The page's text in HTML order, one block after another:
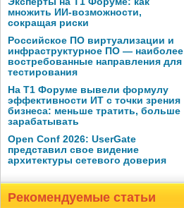
множить ИИ-возможности,
сокращая риски
Российское ПО виртуализации и
инфраструктурное ПО — наиболее
востребованные направления для
тестирования
На Т1 Форуме вывели формулу
эффективности ИТ с точки зрения
бизнеса: меньше тратить, больше
зарабатывать
Open Conf 2026: UserGate
представил свое видение
архитектуры сетевого доверия
Рекомендуемые статьи